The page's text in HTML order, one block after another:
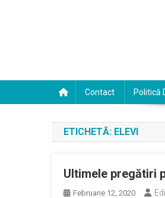
Contact Politică
ETICHETĂ: ELEVI
Ultimele pregătiri
Februarie 12, 2020